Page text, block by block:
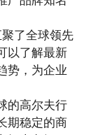
聚了全球领先
以了解最新
势，为企业
的高尔夫行
期稳定的商